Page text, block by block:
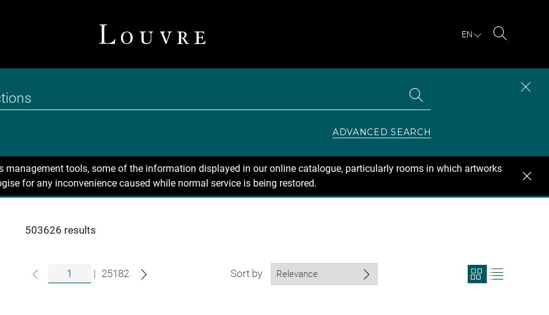
EN
ADVANCED SEARCH
management tools, some of the information displayed in our online catalogue, particularly rooms in which artworks
for any inconvenience caused while normal service is being restored.
503626 results
| 25182 Sort by
View
search